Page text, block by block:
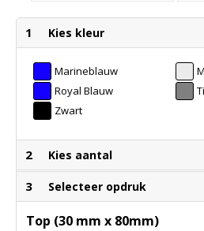
1 Kies kleur
Marineblauw
Royal Blauw
Zwart
2 Kies aantal
3 Selecteer opdruk
Top (30 mm x 80mm)